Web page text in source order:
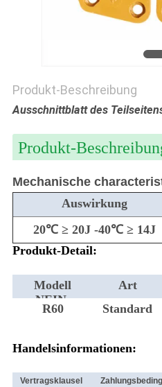
Produkt-Beschreibung
Ausschnittblatt des
Produkt-
Mechanische
Auswirkung
20℃ ≥ 20J -40℃ ≥ 14J
Produkt-Detail:
Modell
NEIN.
Art
R60
Standard
Handelsinformationen:
Vertragsklausel